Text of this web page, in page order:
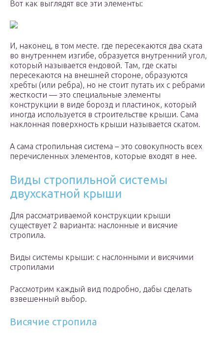
Вот как выглядят все эти элементы:
И, наконец, в том месте. где пересекаются два ската
во внутреннем изгибе, образуется внутренний угол,
который называется ендовой. Там, где скаты
пересекаются на внешней стороне, образуются
хребты (или ребра), но не стоит путать их с ребрами
жесткости — это специальные элементы
конструкции в виде борозд и пластинок, который
иногда используется в строительстве крыши. Сама
наклонная поверхность крыши называется скатом.
А сама стропильная система – это совокупность всех
перечисленных элементов, которые входят в нее.
Виды стропильной системы
двухскатной крыши
Для рассматриваемой конструкции крыши
существует 2 варианта: наслонные и висячие
стропила.
Виды системы крыши: с наслонными и висячими
стропилами
Рассмотрим каждый вид подробно, дабы сделать
взвешенный выбор.
Висячие стропила